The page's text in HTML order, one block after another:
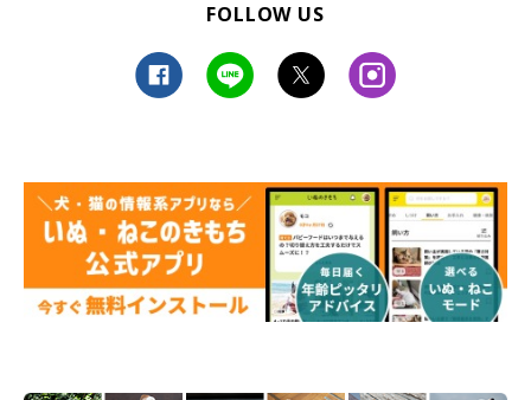
FOLLOW US